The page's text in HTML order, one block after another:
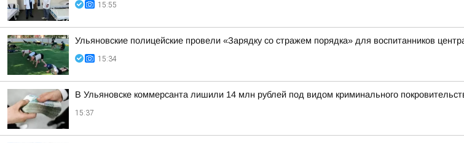
15:55
Ульяновские полицейские провели «Зарядку со стражем порядка» для воспитанников
15:34
В Ульяновске коммерсанта лишили 14 млн рублей под видом криминального
15:37